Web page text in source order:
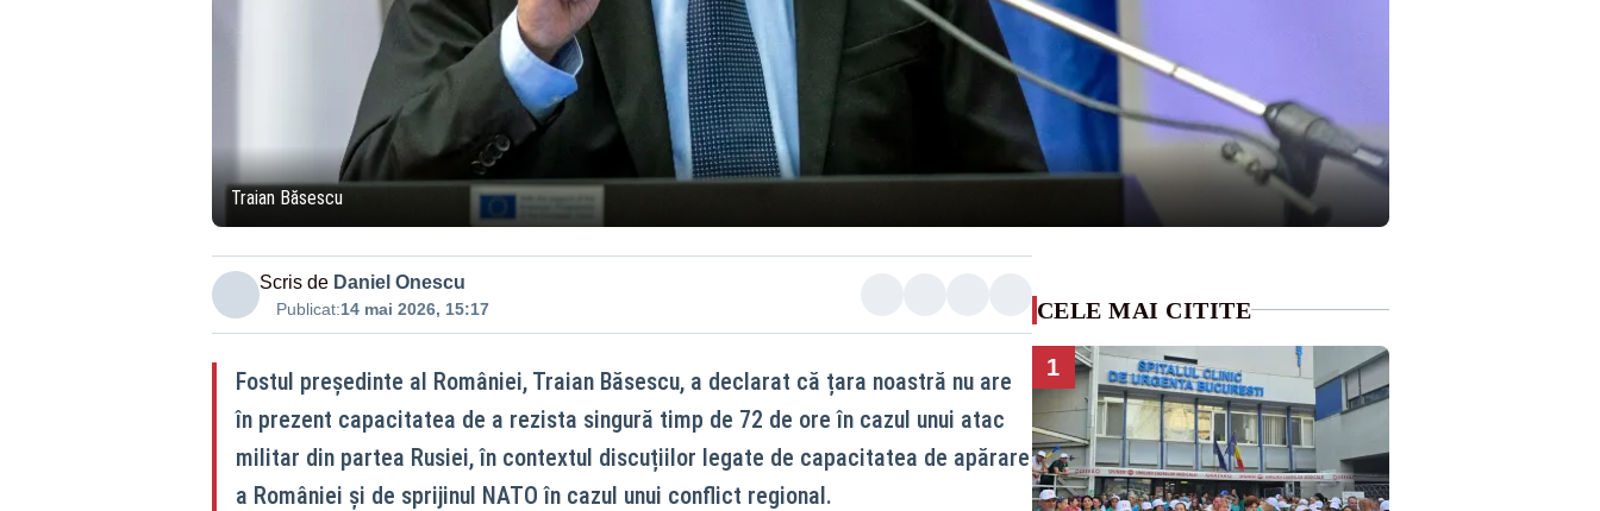
Traian Băsescu
Scris de Daniel Onescu
Publicat:14 mai 2026, 15:17
Fostul președinte al României, Traian Băsescu, a declarat că țara noastră nu are
în prezent capacitatea de a rezista singură timp de 72 de ore în cazul unui atac
militar din partea Rusiei, în contextul discuțiilor legate de capacitatea de apărare
a României și de sprijinul NATO în cazul unui conflict regional.
CELE MAI CITITE
1